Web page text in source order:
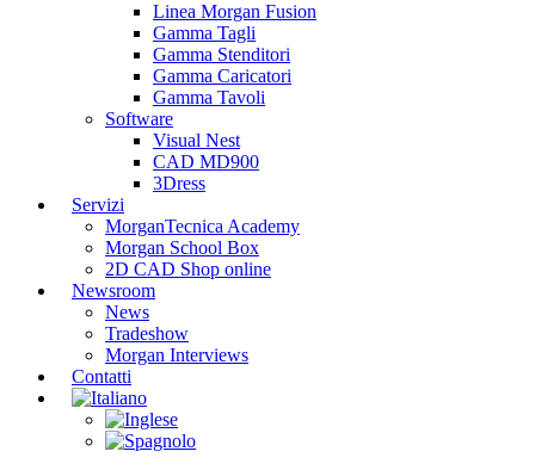
Linea Morgan Fusion
Gamma Tagli
Gamma Stenditori
Gamma Caricatori
Gamma Tavoli
Software
Visual Nest
CAD MD900
3Dress
Servizi
MorganTecnica Academy
Morgan School Box
2D CAD Shop online
Newsroom
News
Tradeshow
Morgan Interviews
Contatti